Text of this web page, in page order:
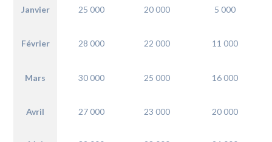
Janvier 25 000 20 000 5 000
Février 28 000 22 000 11 000
Mars 30 000 25 000 16 000
Avril 27 000 23 000 20 000